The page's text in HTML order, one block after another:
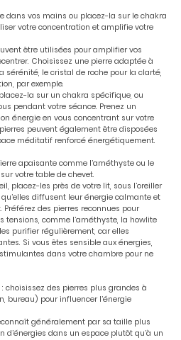
dans vos mains ou placez-la sur le chakra
votre concentration et amplifie votre
être utilisées pour amplifier vos
Choisissez une pierre adaptée à
sérénité, le cristal de roche pour la clarté,
par exemple.
la sur un chakra spécifique, ou
pendant votre séance. Prenez un
énergie en vous concentrant sur votre
peuvent également être disposées
méditatif renforcé énergétiquement.
apaisante comme l’améthyste ou le
votre table de chevet.
placez-les près de votre lit, sous l’oreiller
diffusent leur énergie calmante et
des pierres reconnues pour
tensions, comme l’améthyste, la howlite
purifier régulièrement, car elles
Si vous êtes sensible aux énergies,
dans votre chambre pour ne
: choisissez des pierres plus grandes à
bureau) pour influencer l’énergie
généralement par sa taille plus
dans un espace plutôt qu’à un